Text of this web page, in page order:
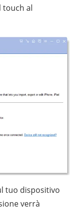
touch al
tuo dispositivo
verrà